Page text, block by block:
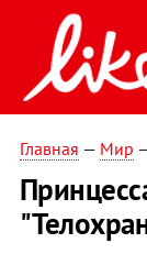
Главная — Мир